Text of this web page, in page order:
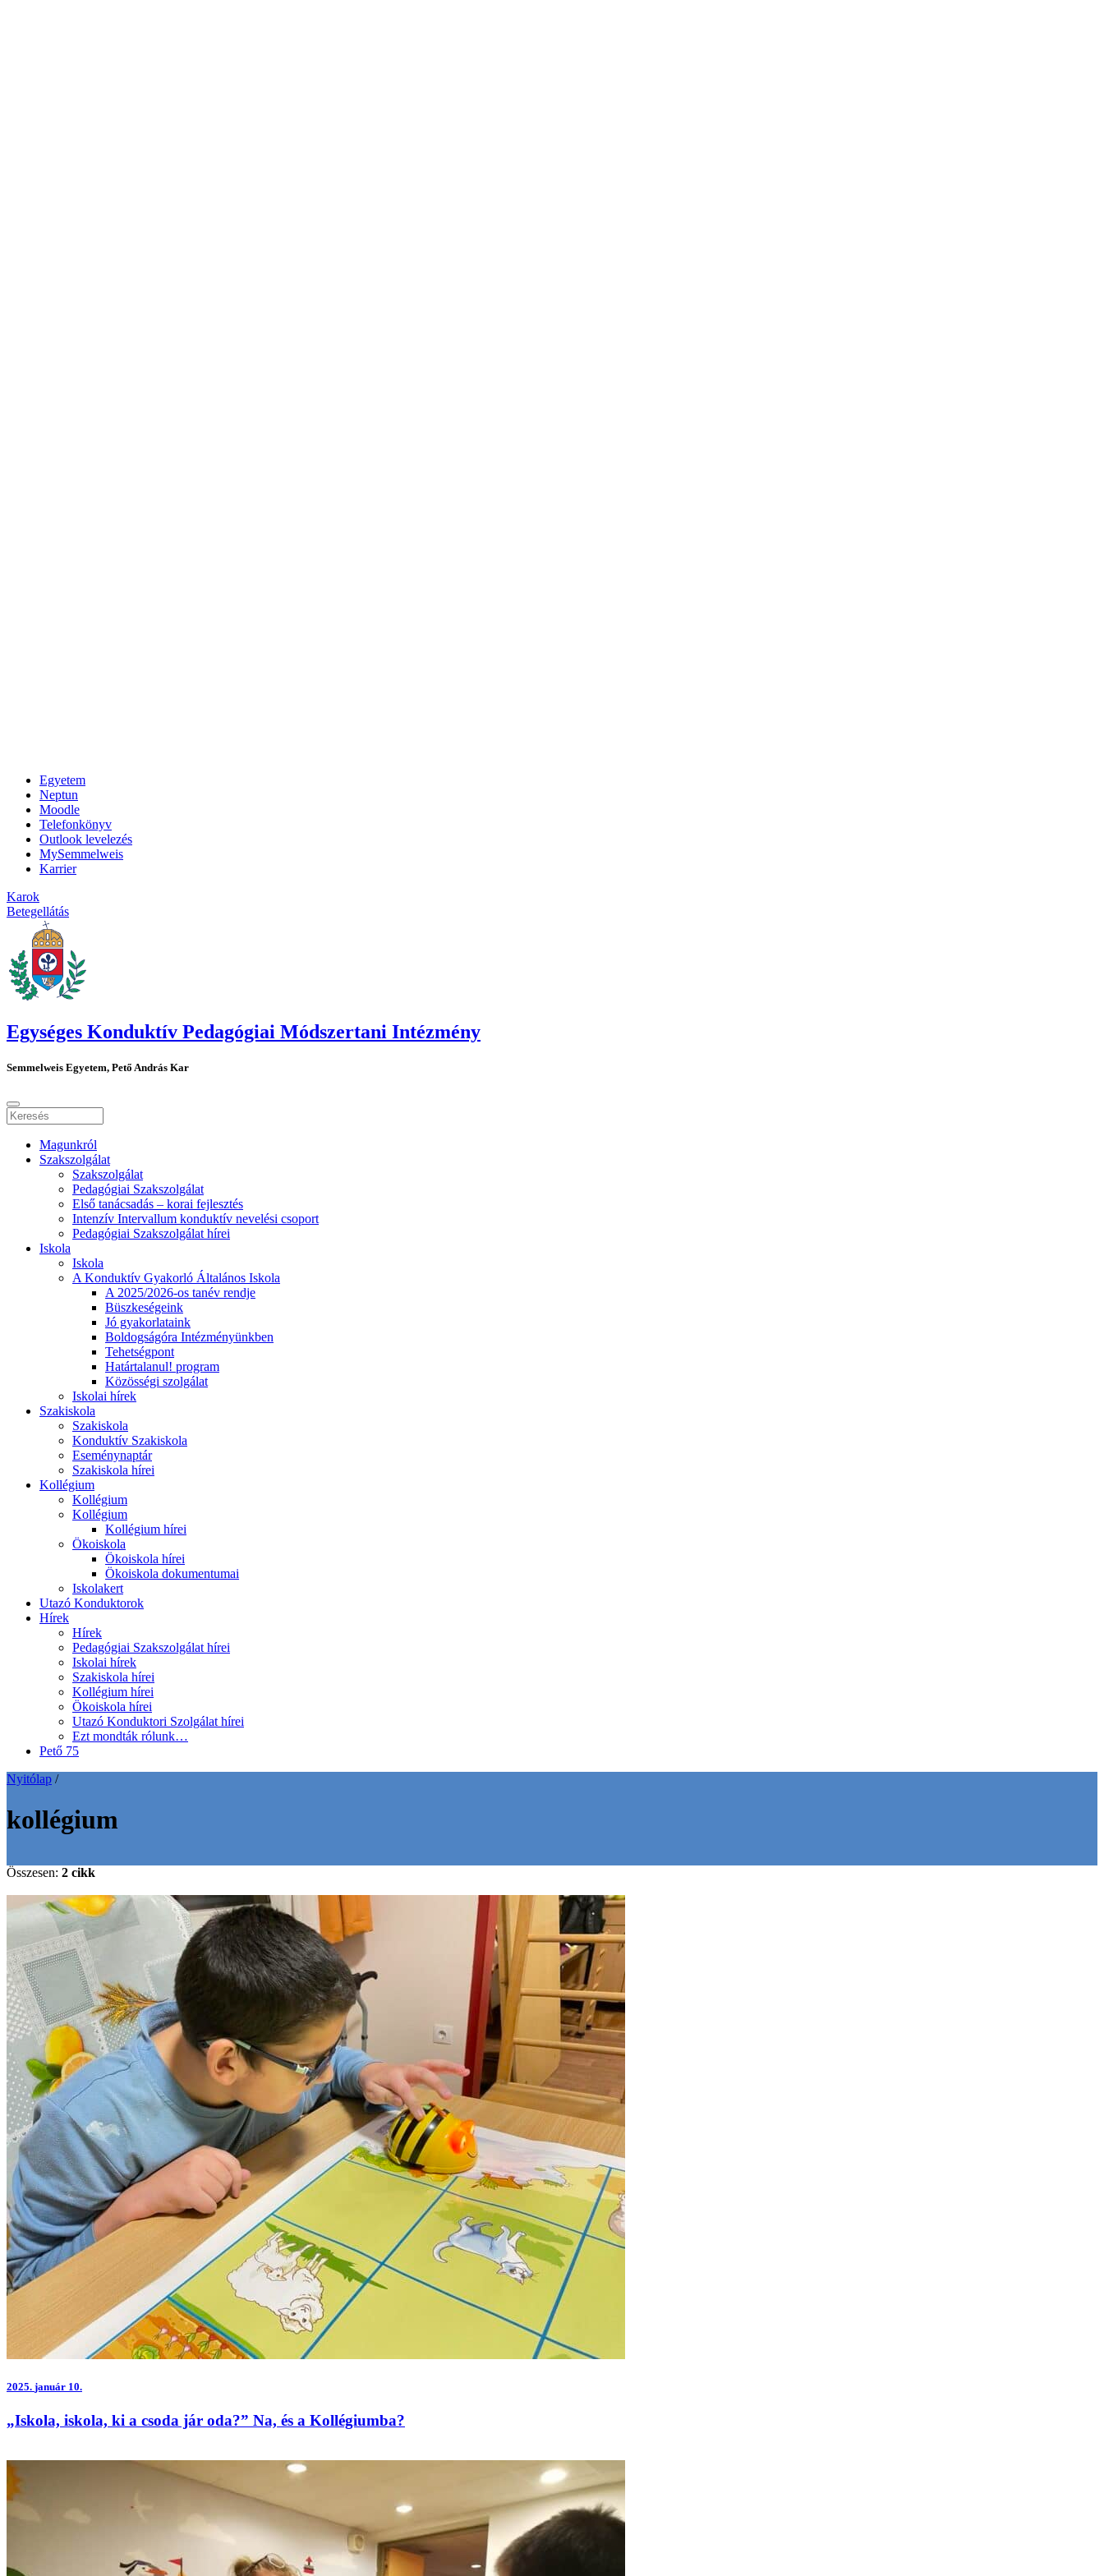
Egyetem
Neptun
Moodle
Telefonkönyv
Outlook levelezés
MySemmelweis
Karrier
Karok
Betegellátás
Egységes Konduktív Pedagógiai Módszertani Intézmény
Semmelweis Egyetem, Pető András Kar
Magunkról
Szakszolgálat
Szakszolgálat
Pedagógiai Szakszolgálat
Első tanácsadás – korai fejlesztés
Intenzív Intervallum konduktív nevelési csoport
Pedagógiai Szakszolgálat hírei
Iskola
Iskola
A Konduktív Gyakorló Általános Iskola
A 2025/2026-os tanév rendje
Büszkeségeink
Jó gyakorlataink
Boldogságóra Intézményünkben
Tehetségpont
Határtalanul! program
Közösségi szolgálat
Iskolai hírek
Szakiskola
Szakiskola
Konduktív Szakiskola
Eseménynaptár
Szakiskola hírei
Kollégium
Kollégium
Kollégium
Kollégium hírei
Ökoiskola
Ökoiskola hírei
Ökoiskola dokumentumai
Iskolakert
Utazó Konduktorok
Hírek
Hírek
Pedagógiai Szakszolgálat hírei
Iskolai hírek
Szakiskola hírei
Kollégium hírei
Ökoiskola hírei
Utazó Konduktori Szolgálat hírei
Ezt mondták rólunk…
Pető 75
Nyitólap /
kollégium
Összesen: 2 cikk
2025. január 10.
„Iskola, iskola, ki a csoda jár oda?” Na, és a Kollégiumba?